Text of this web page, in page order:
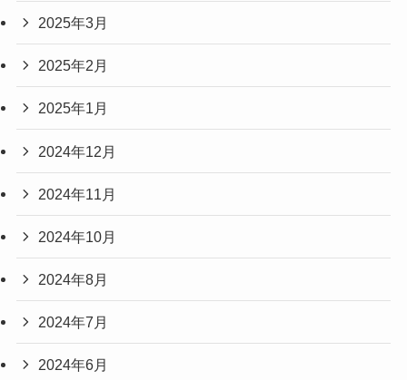
2025年3月
2025年2月
2025年1月
2024年12月
2024年11月
2024年10月
2024年8月
2024年7月
2024年6月